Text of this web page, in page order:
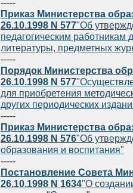
-----
Приказ Министерства
26.10.1998 N 577"Об
педагогическим работникам
литературы, предметных
-----
Порядок Министерства
26.10.1998 N 577
для приобретения
других периодических
-----
Приказ Министерства
26.10.1998 N 576"Об
образования и воспитания"
-----
Постановление Совета
26.10.1998 N 1634"О